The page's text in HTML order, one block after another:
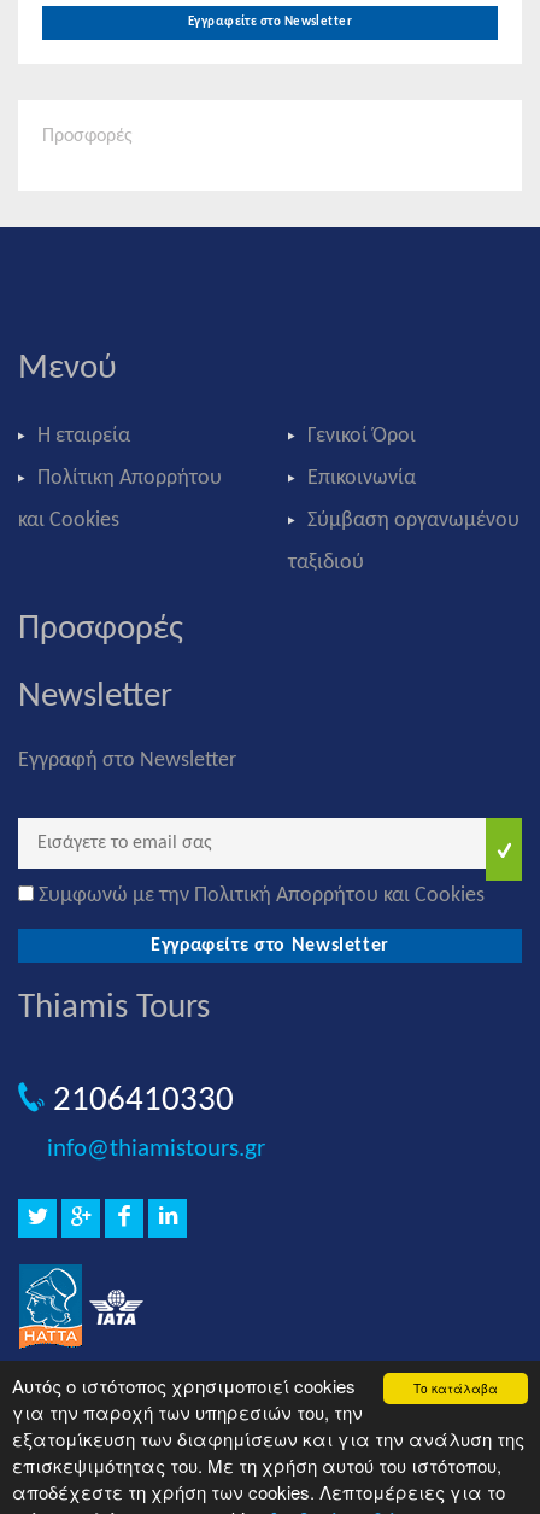
Το κατάλαβα
Αυτός ο ιστότοπος χρησιμοποιεί cookies
για την παροχή των υπηρεσιών του, την
εξατομίκευση των διαφημίσεων και για την ανάλυση της
επισκεψιμότητας του. Με τη χρήση αυτού του ιστότοπου,
αποδέχεστε τη χρήση των cookies. Λεπτομέρειες για το
Εγγραφείτε στο Newsletter
Προσφορές
Μενού
Η εταιρεία Γενικοί Όροι
Πολίτικη Απορρήτου
και Cookies
Επικοινωνία
Σύμβαση οργανωμένου
ταξιδιού
Προσφορές
Newsletter
Εγγραφή στο Newsletter
Συμφωνώ με την Πολιτική Απορρήτου και Cookies
Εγγραφείτε στο Newsletter
Thiamis Tours
2106410330
info@thiamistours.gr
© 2018 Thiamis Tours